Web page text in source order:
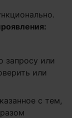
запросу или
или
с тем,